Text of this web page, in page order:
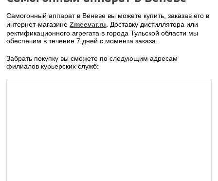
Самогонный аппарат в Веневе вы можете купить, заказав его в
интернет-магазинеZmeevar.ru . Доставку дистиллятора или
ректификационного агрегата в города Тульской области мы
обеспечим в течение 7 дней с момента заказа.
Забрать покупку вы сможете по следующим адресам
филиалов курьерских служб: